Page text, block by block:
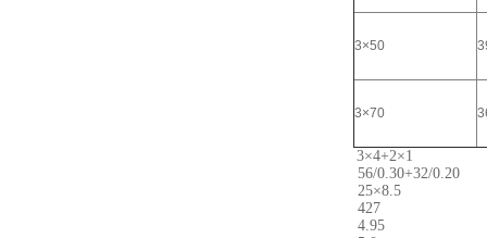
3×50
3×70
3×4+2×1
56/0.30+32/0.20
25×8.5
427
4.95